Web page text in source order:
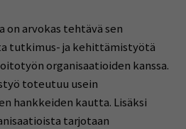
arvokas tehtävä sen
tutkimus- ja kehittämistyötä
organisaatioiden kanssa.
toteutuu usein
hankkeiden kautta. Lisäksi
tarjotaan